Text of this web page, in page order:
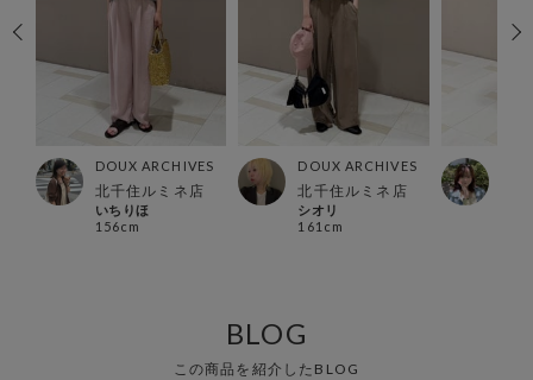
DOUX ARCHIVES
北千住ルミネ店
いちりほ
156cm
DOUX ARCHIVES
北千住ルミネ店
シオリ
161cm
BLOG
この商品を紹介したBLOG